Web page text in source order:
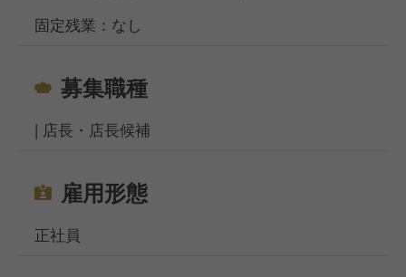
固定残業：なし
募集職種
| 店長・店長候補
雇用形態
正社員